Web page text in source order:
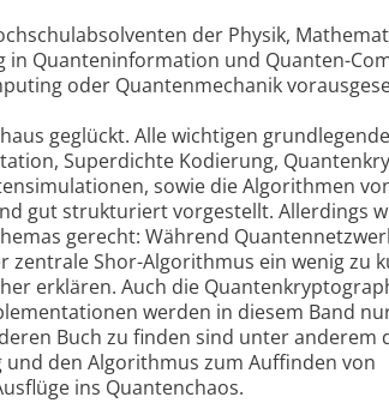
der Physik,
in Quanteninformation und Quanten-
oder Quantenmechanik
geglückt. Alle wichtigen
Superdichte Kodierung,
sowie die Algorithmen
gut strukturiert vorgestellt. Allerdings
gerecht: Während
Shor-Algorithmus ein wenig zu
erklären. Auch die
werden in diesem Band
Buch zu finden sind unter anderem
den Algorithmus zum Auffinden von
ins Quantenchaos.